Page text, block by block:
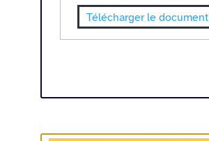
Télécharger le document